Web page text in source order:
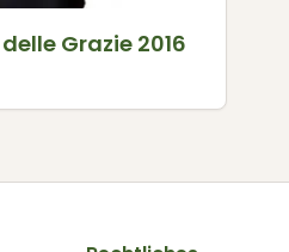
Grazie 2016